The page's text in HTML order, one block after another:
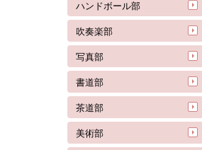
ハンドボール部
吹奏楽部
写真部
書道部
茶道部
美術部